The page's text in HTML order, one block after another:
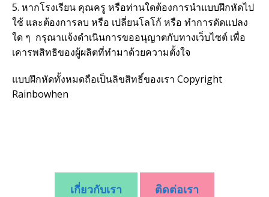
5. หากโรงเรียน คุณครู หรือท่านใดต้องการนำแบบฝึกหัดไป
ใช้ และต้องการลบ หรือ เปลี่ยนโลโก้ หรือ ทำการดัดแปลง
ใด ๆ กรุณาแจ้งดำเนินการขออนุญาตกับทางเว็บไซต์ เพื่อ
เคารพสิทธิของผู้ผลิตที่ทำมาด้วยความตั้งใจ
แบบฝึกหัดทั้งหมดถือเป็นลิขสิทธิ์ของเรา Copyright
Rainbowhen
เกี่ยวกับเรา ติดต่อเรา